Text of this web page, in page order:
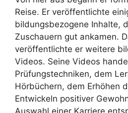
Reise. Er veröffentlichte
bildungsbezogene Inhalte,
Zuschauern gut ankamen.
veröffentlichte er weitere
Videos. Seine Videos
Prüfungstechniken, dem
Hörbüchern, dem Erhöhen
Entwickeln positiver
Auswahl einer Karriere